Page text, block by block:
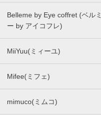
Belleme by Eye coffret (ベルミ
ー by アイコフレ)
MiiYuu(ミィーユ)
Mifee(ミフェ)
mimuco(ミムコ)